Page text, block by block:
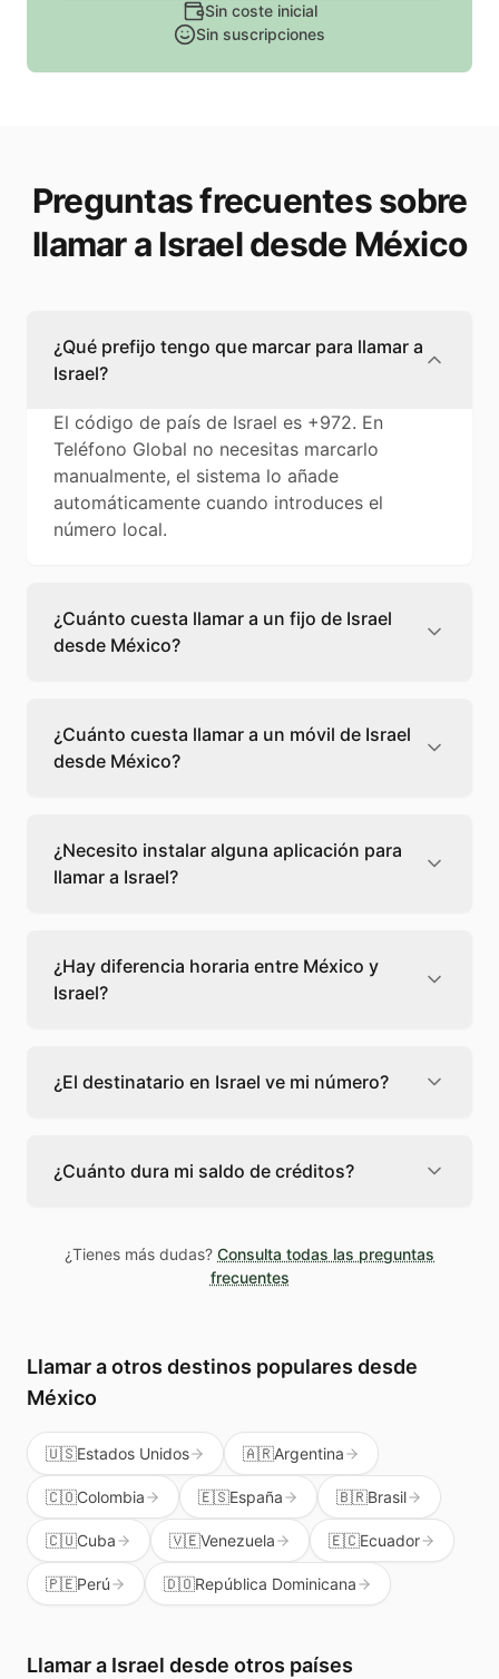
Sin coste inicial
Sin suscripciones
Preguntas frecuentes sobre
llamar a Israel desde México
¿Qué prefijo tengo que marcar para llamar a
Israel?
El código de país de Israel es +972. En
Teléfono Global no necesitas marcarlo
manualmente, el sistema lo añade
automáticamente cuando introduces el
número local.
¿Cuánto cuesta llamar a un fijo de Israel
desde México?
0,46 €/min con Teléfono Global. Verás el
precio exacto antes de marcar para que
sepas qué vas a gastar.
¿Cuánto cuesta llamar a un móvil de Israel
desde México?
cuesta 0,44 €/min con Teléfono Global. Pagas
solo los minutos que hablas, sin cuotas ni
permanencia.
¿Necesito instalar alguna aplicación para
llamar a Israel?
desde tu navegador web. Solo necesitas una
conexión a internet y podrás llamar
directamente a Israel.
¿Hay diferencia horaria entre México y
Israel?
escoge el mejor momento
llamar a a Israel.
¿El destinatario en Israel ve mi número?
número de teléfono normal. Teléfono Global
usa un número identificador para que la
¿Cuánto dura mi saldo de créditos?
mientras tengas la cuenta activa. Puedes
usarlos cuando los necesites sin presión.
¿Tienes más dudas? Consulta todas las preguntas
frecuentes
Llamar a otros destinos populares desde
México
🇺🇸Estados Unidos 🇦🇷Argentina
🇨🇴Colombia 🇪🇸España 🇧🇷Brasil
🇨🇺Cuba 🇻🇪Venezuela 🇪🇨Ecuador
🇵🇪Perú 🇩🇴República Dominicana
Llamar a Israel desde otros países